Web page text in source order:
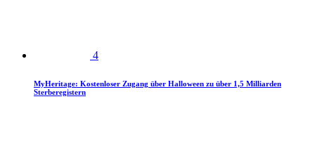
4
MyHeritage: Kostenloser Zugang über Halloween zu über 1,5 Milliarden
Sterberegistern